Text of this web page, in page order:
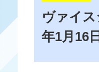
ヴァイ
年1月16